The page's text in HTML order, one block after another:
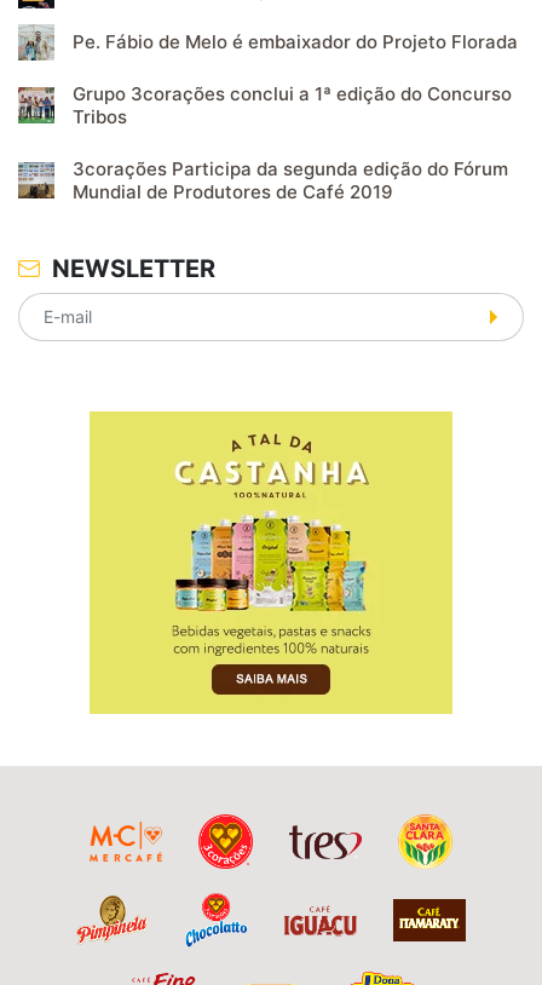
Pe. Fábio de Melo é embaixador do Projeto Florada
Grupo 3corações conclui a 1ª edição do Concurso
Tribos
3corações Participa da segunda edição do Fórum
Mundial de Produtores de Café 2019
NEWSLETTER